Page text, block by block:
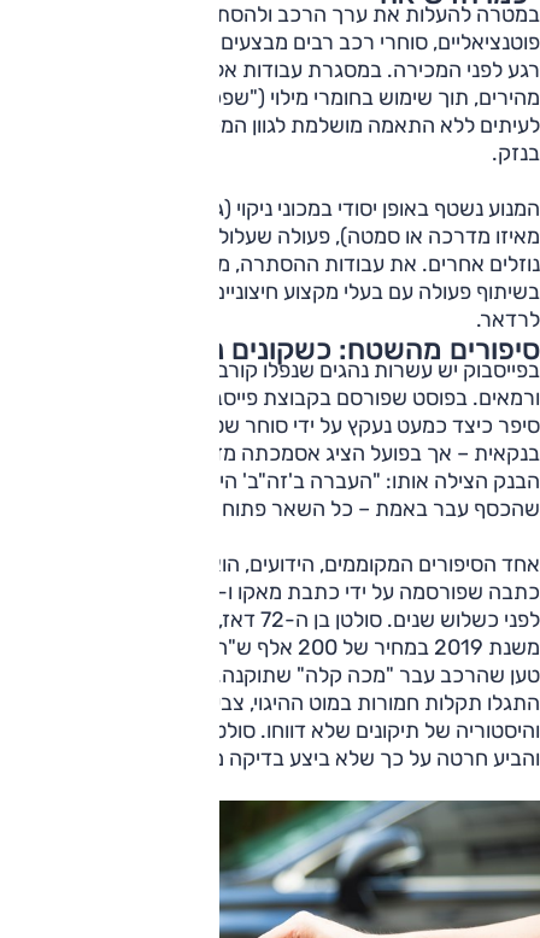
במטרה להעלות את ערך הרכב ולהסתיר ליקויים מעיני קונים
פוטנציאליים, סוחרי רכב רבים מבצעים "שיפוץ קוסמטי" לרכב
רגע לפני המכירה. במסגרת עבודות אלו, מבוצעים תיקוני פחחות
מהירים, תוך שימוש בחומרי מילוי ("שפכטל") וצביעה נקודתית,
לעיתים ללא התאמה מושלמת לגוון המקורי וללא טיפול יסודי
בנזק.
המנוע נשטף באופן יסודי במכוני ניקוי (גם אלו לפעמים פועלים
מאיזו מדרכה או סמטה), פעולה שעלולה להסוות נזילות שמן או
נוזלים אחרים. את עבודות ההסתרה, מבצעים סוחרי רכב לרוב
בשיתוף פעולה עם בעלי מקצוע חיצוניים והכול כמובן מתחת
לרדאר.
סיפורים מהשטח: כשקונים נופלים בפח
בפייסבוק יש עשרות נהגים שנפלו קורבן למזימות של סוחרים
ורמאים. בפוסט שפורסם בקבוצת פייסבוק מוכרת, אחד החברים
סיפר כיצד כמעט נעקץ על ידי סוחר שטען שביצע העברה
בנקאית – אך בפועל הציג אסמכתה מזויפת. רק בדיקה מול
הבנק הצילה אותו: "העברה ב'זה"ב' היא הפתרון היחיד שמבטיח
שהכסף עבר באמת – כל השאר פתוח למניפולציות", הוא כותב.
אחד הסיפורים המקוממים, הידועים, הוא זה של יצחק סולטן,
משנת 2019 במחיר של 200 אלף ש"ח ממגרש באשקלון. המוכר
טען שהרכב עבר "מכה קלה" שתוקנה. בבדיקה במכון סמוך,
התגלו תקלות חמורות במוט ההיגוי, צבע מתקלף בשלדה,
והיסטוריה של תיקונים שלא דווחו. סולטן הבין שנפל קורבן לעוקץ,
והביע חרטה על כך שלא ביצע בדיקה מקיפה מראש. ​